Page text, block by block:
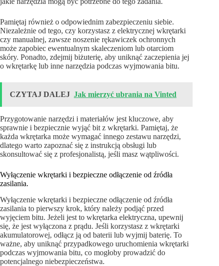
Pamiętaj również o odpowiednim zabezpieczeniu siebie.
Niezależnie od tego, czy korzystasz z elektrycznej wkrętarki
czy manualnej, zawsze noszenie rękawiczek ochronnych
może zapobiec ewentualnym skaleczeniom lub otarciom
skóry. Ponadto, zdejmij biżuterię, aby uniknąć zaczepienia jej
o wkrętarkę lub inne narzędzia podczas wyjmowania bitu.
CZYTAJ DALEJ Jak mierzyć ubrania na Vinted
Przygotowanie narzędzi i materiałów jest kluczowe, aby
sprawnie i bezpiecznie wyjąć bit z wkrętarki. Pamiętaj, że
każda wkrętarka może wymagać innego zestawu narzędzi,
dlatego warto zapoznać się z instrukcją obsługi lub
skonsultować się z profesjonalistą, jeśli masz wątpliwości.
Wyłączenie wkrętarki i bezpieczne odłączenie od źródła
zasilania.
Wyłączenie wkrętarki i bezpieczne odłączenie od źródła
zasilania to pierwszy krok, który należy podjąć przed
wyjęciem bitu. Jeżeli jest to wkrętarka elektryczna, upewnij
się, że jest wyłączona z prądu. Jeśli korzystasz z wkrętarki
akumulatorowej, odłącz ją od baterii lub wyjmij baterię. To
ważne, aby uniknąć przypadkowego uruchomienia wkrętarki
podczas wyjmowania bitu, co mogłoby prowadzić do
potencjalnego niebezpieczeństwa.